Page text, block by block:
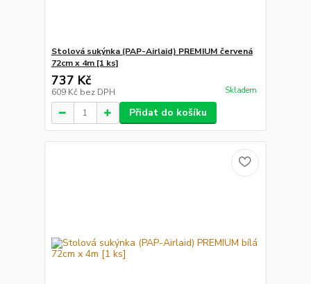
Stolová sukýnka (PAP-Airlaid) PREMIUM červená
72cm x 4m [1 ks]
737 Kč
609 Kč bez DPH Skladem
Přidat do košíku